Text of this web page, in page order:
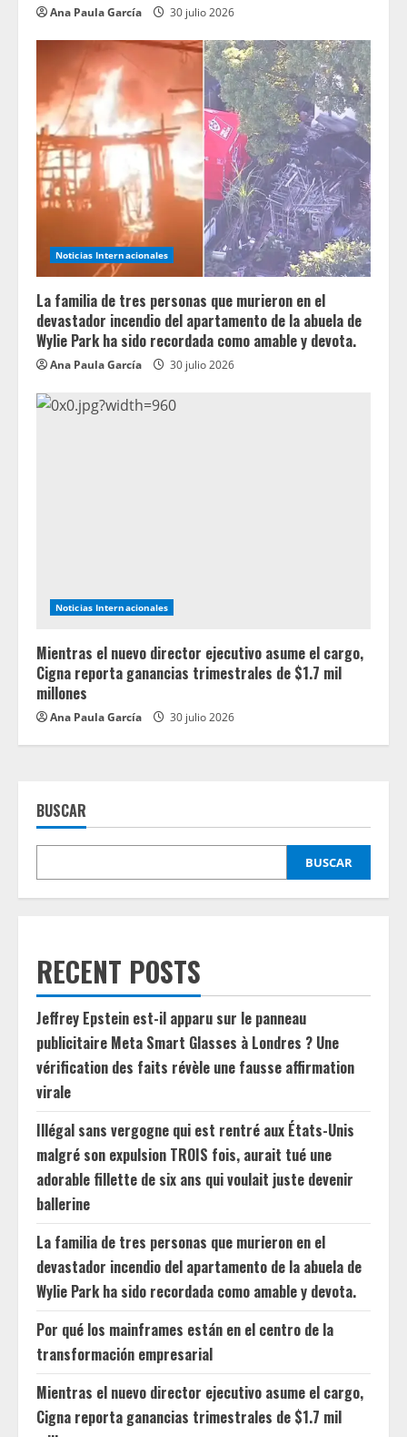
Ana Paula García 30 julio 2026
Noticias Internacionales
La familia de tres personas que murieron en el
devastador incendio del apartamento de la abuela de
Wylie Park ha sido recordada como amable y devota.
Ana Paula García 30 julio 2026
Noticias Internacionales
Mientras el nuevo director ejecutivo asume el cargo,
Cigna reporta ganancias trimestrales de $1.7 mil
millones
Ana Paula García 30 julio 2026
BUSCAR
BUSCAR
RECENT POSTS
Jeffrey Epstein est-il apparu sur le panneau
publicitaire Meta Smart Glasses à Londres ? Une
vérification des faits révèle une fausse affirmation
virale
Illégal sans vergogne qui est rentré aux États-Unis
malgré son expulsion TROIS fois, aurait tué une
adorable fillette de six ans qui voulait juste devenir
ballerine
La familia de tres personas que murieron en el
devastador incendio del apartamento de la abuela de
Wylie Park ha sido recordada como amable y devota.
Por qué los mainframes están en el centro de la
transformación empresarial
Mientras el nuevo director ejecutivo asume el cargo,
Cigna reporta ganancias trimestrales de $1.7 mil